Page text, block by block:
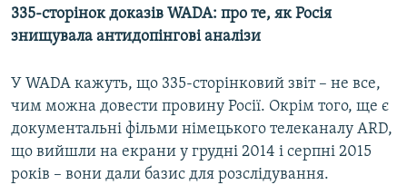
335-сторінок доказів WADA: про те, як Росія
знищувала антидопінгові аналізи
У WADA кажуть, що 335-сторінковий звіт – не все,
чим можна довести провину Росії. Окрім того, ще є
документальні фільми німецького телеканалу ARD,
що вийшли на екрани у грудні 2014 і серпні 2015
років – вони дали базис для розслідування.